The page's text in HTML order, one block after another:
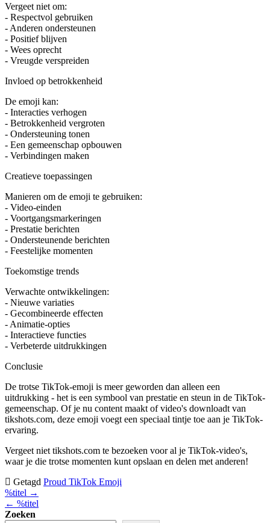
Vergeet niet om:
- Respectvol gebruiken
- Anderen ondersteunen
- Positief blijven
- Wees oprecht
- Vreugde verspreiden
Invloed op betrokkenheid
De emoji kan:
- Interacties verhogen
- Betrokkenheid vergroten
- Ondersteuning tonen
- Een gemeenschap opbouwen
- Verbindingen maken
Creatieve toepassingen
Manieren om de emoji te gebruiken:
- Video-einden
- Voortgangsmarkeringen
- Prestatie berichten
- Ondersteunende berichten
- Feestelijke momenten
Toekomstige trends
Verwachte ontwikkelingen:
- Nieuwe variaties
- Gecombineerde effecten
- Animatie-opties
- Interactieve functies
- Verbeterde uitdrukkingen
Conclusie
De trotse TikTok-emoji is meer geworden dan alleen een
uitdrukking - het is een symbool van prestatie en steun in de TikTok-
gemeenschap. Of je nu content maakt of video's downloadt van
tikshots.com, deze emoji voegt een speciaal tintje toe aan je TikTok-
ervaring.
Vergeet niet tikshots.com te bezoeken voor al je TikTok-video's,
waar je die trotse momenten kunt opslaan en delen met anderen!
Getagd Proud TikTok Emoji
Bericht
navigatie
%titel →
← %titel
Zoeken